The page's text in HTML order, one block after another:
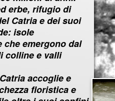
erbe, rifugio di
Catria e dei suoi
isole
emergono dal
colline e valli
accoglie e
floristica e